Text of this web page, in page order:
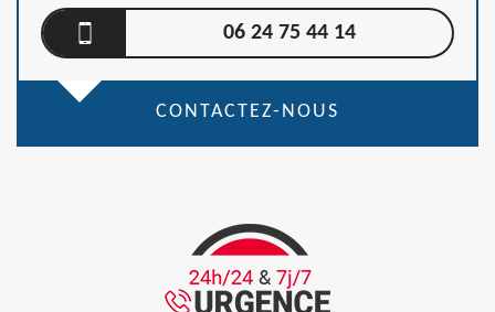
06 24 75 44 14
CONTACTEZ-NOUS